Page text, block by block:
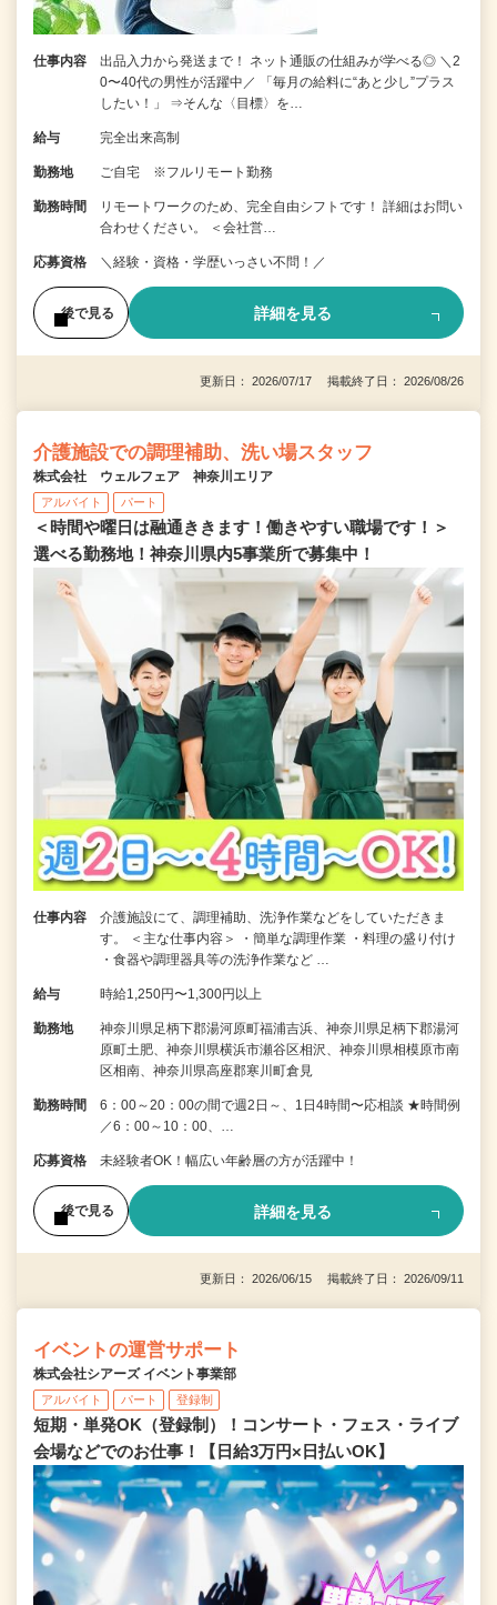
仕事内容
出品入力から発送まで！ ネット通販の仕組みが学べる◎ ＼2
0〜40代の男性が活躍中／ 「毎月の給料に“あと少し”プラス
したい！」 ⇒そんな〈目標〉を…
給与 完全出来高制
勤務地 ご自宅 ※フルリモート勤務
勤務時間
リモートワークのため、完全自由シフトです！ 詳細はお問い
合わせください。 ＜会社営…
応募資格 ＼経験・資格・学歴いっさい不問！／
後で見る 詳細を見る
更新日： 2026/07/17 掲載終了日： 2026/08/26
介護施設での調理補助、洗い場スタッフ
株式会社 ウェルフェア 神奈川エリア
アルバイト パート
＜時間や曜日は融通ききます！働きやすい職場です！＞
選べる勤務地！神奈川県内5事業所で募集中！
仕事内容
介護施設にて、調理補助、洗浄作業などをしていただきま
す。 ＜主な仕事内容＞ ・簡単な調理作業 ・料理の盛り付け
・食器や調理器具等の洗浄作業など …
給与 時給1,250円〜1,300円以上
勤務地
神奈川県足柄下郡湯河原町福浦吉浜、神奈川県足柄下郡湯河
原町土肥、神奈川県横浜市瀬谷区相沢、神奈川県相模原市南
区相南、神奈川県高座郡寒川町倉見
勤務時間
6：00～20：00の間で週2日～、1日4時間〜応相談 ★時間例
／6：00～10：00、…
応募資格 未経験者OK！幅広い年齢層の方が活躍中！
後で見る 詳細を見る
更新日： 2026/06/15 掲載終了日： 2026/09/11
イベントの運営サポート
株式会社シアーズ イベント事業部
アルバイト パート 登録制
短期・単発OK（登録制）！コンサート・フェス・ライブ
会場などでのお仕事！【日給3万円×日払いOK】